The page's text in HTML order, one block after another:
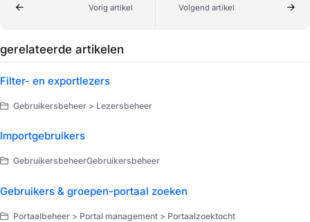
Vorig artikel Volgend artikel
gerelateerde artikelen
Filter- en exportlezers
Gebruikersbeheer > Lezersbeheer
Importgebruikers
GebruikersbeheerGebruikersbeheer
Gebruikers & groepen-portaal zoeken
Portaalbeheer > Portal management > Portaalzoektocht